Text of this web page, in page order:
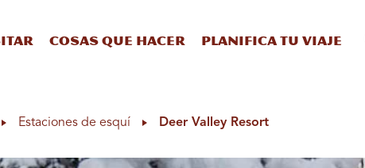
Cosas que hacer Planifica tu viaje
Estaciones de esquí Deer Valley Resort